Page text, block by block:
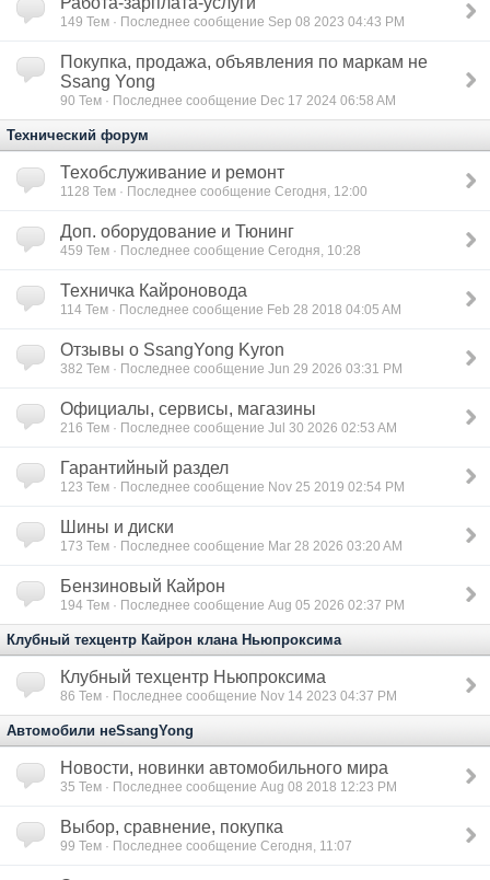
149 Тем · Последнее сообщение Sep 08 2023 04:43 PM
Покупка, продажа, объявления по маркам не
Ssang Yong
90 Тем · Последнее сообщение Dec 17 2024 06:58 AM
Технический форум
Техобслуживание и ремонт
1128 Тем · Последнее сообщение Сегодня, 12:00
Доп. оборудование и Тюнинг
459 Тем · Последнее сообщение Сегодня, 10:28
Техничка Кайроновода
114 Тем · Последнее сообщение Feb 28 2018 04:05 AM
Отзывы о SsangYong Kyron
382 Тем · Последнее сообщение Jun 29 2026 03:31 PM
Официалы, сервисы, магазины
216 Тем · Последнее сообщение Jul 30 2026 02:53 AM
Гарантийный раздел
123 Тем · Последнее сообщение Nov 25 2019 02:54 PM
Шины и диски
173 Тем · Последнее сообщение Mar 28 2026 03:20 AM
Бензиновый Кайрон
194 Тем · Последнее сообщение Aug 05 2026 02:37 PM
Клубный техцентр Кайрон клана Ньюпроксима
Клубный техцентр Ньюпроксима
86 Тем · Последнее сообщение Nov 14 2023 04:37 PM
Автомобили неSsangYong
Новости, новинки автомобильного мира
35 Тем · Последнее сообщение Aug 08 2018 12:23 PM
Выбор, сравнение, покупка
99 Тем · Последнее сообщение Сегодня, 11:07